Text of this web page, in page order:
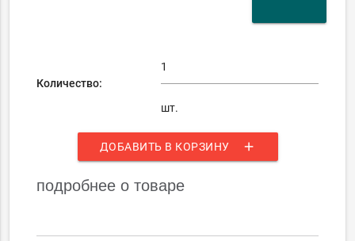
Количество:
шт.
ДОБАВИТЬ В КОРЗИНУ add
подробнее о товаре